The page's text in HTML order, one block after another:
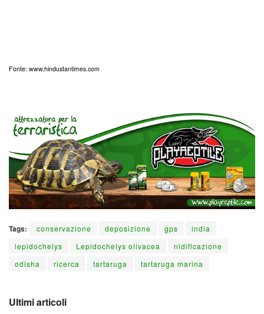
Fonte: www.hindustantimes.com
Tags: conservazione deposizione gps
india
lepidochelys
Lepidochelys olivacea
nidificazione
odisha
ricerca tartaruga tartaruga marina
Ultimi articoli